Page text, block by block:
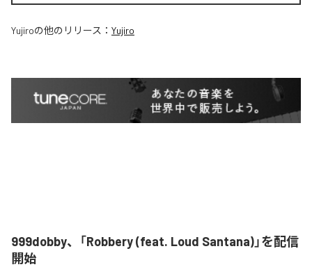
Yujiroの他のリリース： Yujiro
999dobby、「Robbery (feat. Loud Santana)」を配信
開始